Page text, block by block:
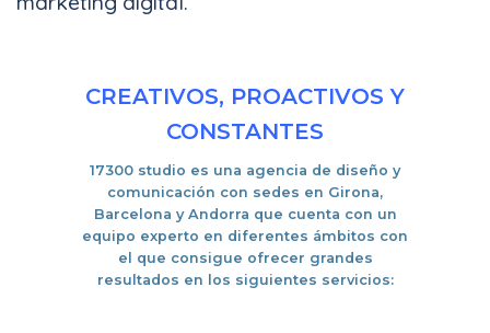
CREATIVOS, PROACTIVOS Y
CONSTANTES
17300 studio es una agencia de diseño y
comunicación con sedes en Girona,
Barcelona y Andorra que cuenta con un
equipo experto en diferentes ámbitos con
el que consigue ofrecer grandes
resultados en los siguientes servicios: